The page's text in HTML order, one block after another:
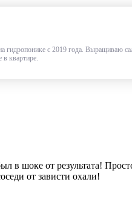
гидропонике с 2019 года. Выращиваю
в квартире.
в шоке от результата!
от зависти охали!